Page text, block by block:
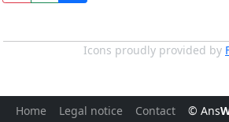
Icons proudly provided by
Home Legal notice Contact © Ans